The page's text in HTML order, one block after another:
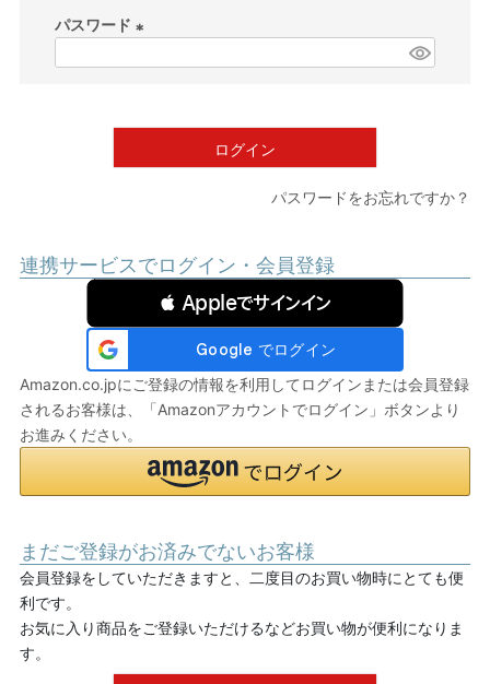
パスワード
)
ログイン
パスワードをお忘れですか？
連携サービスでログイン・会員登録
 Appleでサインイン
Amazon.co.jpにご登録の情報を利用してログインまたは会員登録
されるお客様は、「Amazonアカウントでログイン」ボタンより
お進みください。
まだご登録がお済みでないお客様
会員登録をしていただきますと、二度目のお買い物時にとても便
利です。
お気に入り商品をご登録いただけるなどお買い物が便利になりま
す。